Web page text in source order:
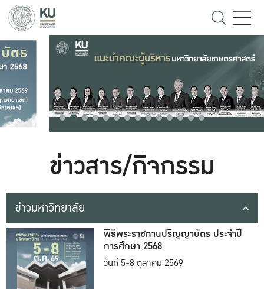
ข่าวสาร/กิจกรรม
ข่าวมหาวิทยาลัย
พิธีพระราชทานปริญญาบัตร ประจำปี
การศึกษา 2568
วันที่ 5-8 ตุลาคม 2569